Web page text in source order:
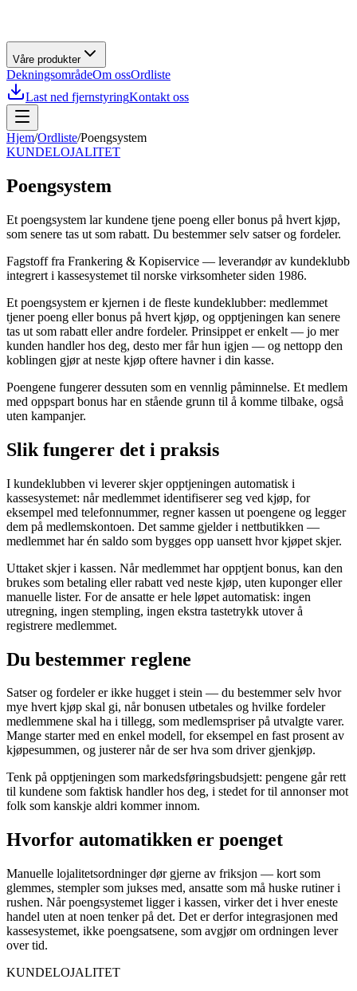
Våre produkter
DekningsområdeOm ossOrdliste
Last ned fjernstyringKontakt oss
Hjem/Ordliste/Poengsystem
KUNDELOJALITET
Poengsystem
Et poengsystem lar kundene tjene poeng eller bonus på hvert kjøp,
som senere tas ut som rabatt. Du bestemmer selv satser og fordeler.
Fagstoff fra Frankering & Kopiservice — leverandør av kundeklubb
integrert i kassesystemet til norske virksomheter siden 1986.
Et poengsystem er kjernen i de fleste kundeklubber: medlemmet
tjener poeng eller bonus på hvert kjøp, og opptjeningen kan senere
tas ut som rabatt eller andre fordeler. Prinsippet er enkelt — jo mer
kunden handler hos deg, desto mer får hun igjen — og nettopp den
koblingen gjør at neste kjøp oftere havner i din kasse.
Poengene fungerer dessuten som en vennlig påminnelse. Et medlem
med oppspart bonus har en stående grunn til å komme tilbake, også
uten kampanjer.
Slik fungerer det i praksis
I kundeklubben vi leverer skjer opptjeningen automatisk i
kassesystemet: når medlemmet identifiserer seg ved kjøp, for
eksempel med telefonnummer, regner kassen ut poengene og legger
dem på medlemskontoen. Det samme gjelder i nettbutikken —
medlemmet har én saldo som bygges opp uansett hvor kjøpet skjer.
Uttaket skjer i kassen. Når medlemmet har opptjent bonus, kan den
brukes som betaling eller rabatt ved neste kjøp, uten kuponger eller
manuelle lister. For de ansatte er hele løpet automatisk: ingen
utregning, ingen stempling, ingen ekstra tastetrykk utover å
registrere medlemmet.
Du bestemmer reglene
Satser og fordeler er ikke hugget i stein — du bestemmer selv hvor
mye hvert kjøp skal gi, når bonusen utbetales og hvilke fordeler
medlemmene skal ha i tillegg, som medlemspriser på utvalgte varer.
Mange starter med en enkel modell, for eksempel en fast prosent av
kjøpesummen, og justerer når de ser hva som driver gjenkjøp.
Tenk på opptjeningen som markedsføringsbudsjett: pengene går rett
til kundene som faktisk handler hos deg, i stedet for til annonser mot
folk som kanskje aldri kommer innom.
Hvorfor automatikken er poenget
Manuelle lojalitetsordninger dør gjerne av friksjon — kort som
glemmes, stempler som jukses med, ansatte som må huske rutiner i
rushen. Når poengsystemet ligger i kassen, virker det i hver eneste
handel uten at noen tenker på det. Det er derfor integrasjonen med
kassesystemet, ikke poengsatsene, som avgjør om ordningen lever
over tid.
KUNDELOJALITET